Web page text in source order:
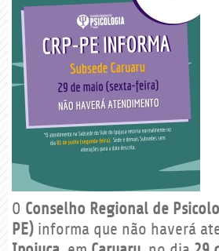
O Conselho Regional de
PE) informa que não haverá